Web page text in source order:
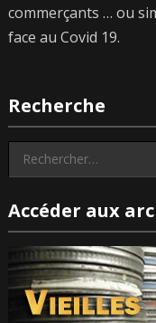
commerçants … ou
face au Covid 19.
Recherche
Rechercher :
Accéder aux